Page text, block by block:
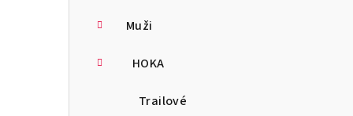
Muži
HOKA
Trailové